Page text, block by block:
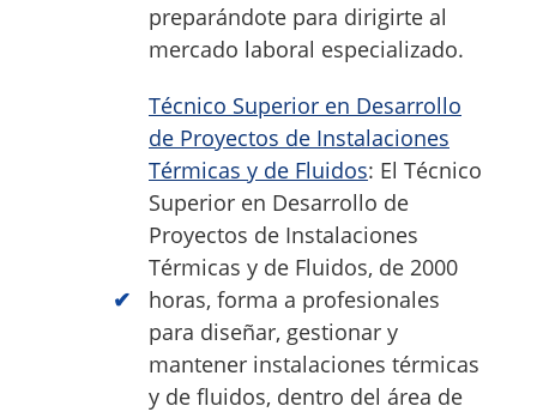
preparándote para dirigirte al
mercado laboral especializado.
Técnico Superior en Desarrollo
de Proyectos de Instalaciones
Térmicas y de Fluidos: El Técnico
Superior en Desarrollo de
Proyectos de Instalaciones
Térmicas y de Fluidos, de 2000
horas, forma a profesionales
para diseñar, gestionar y
mantener instalaciones térmicas
y de fluidos, dentro del área de